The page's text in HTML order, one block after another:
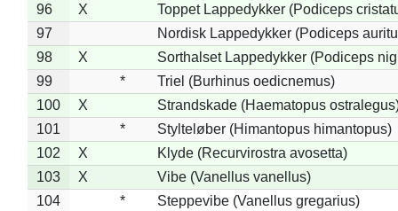
96
X
Toppet Lappedykker (Podiceps
97
Nordisk Lappedykker (Podiceps
98
X
Sorthalset Lappedykker (Podiceps
99
*
Triel (Burhinus oedicnemus)
100
X
Strandskade (Haematopus
101
*
Stylteløber (Himantopus himantopus)
102
X
Klyde (Recurvirostra avosetta)
103
X
Vibe (Vanellus vanellus)
104
* Steppevibe (Vanellus gregarius)